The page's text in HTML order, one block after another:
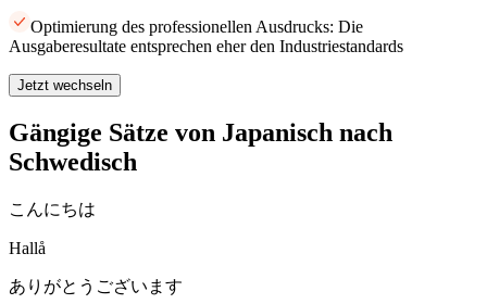
Optimierung des professionellen Ausdrucks: Die
Ausgaberesultate entsprechen eher den Industriestandards
Jetzt wechseln
Gängige Sätze von Japanisch nach
Schwedisch
こんにちは
Hallå
ありがとうございます